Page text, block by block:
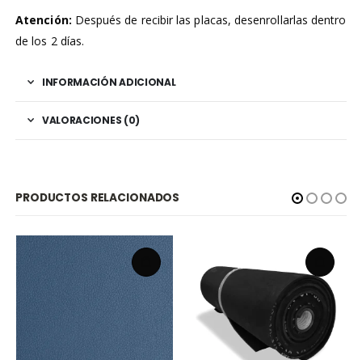
Atención: Después de recibir las placas, desenrollarlas dentro
de los 2 días.
INFORMACIÓN ADICIONAL
VALORACIONES (0)
PRODUCTOS RELACIONADOS